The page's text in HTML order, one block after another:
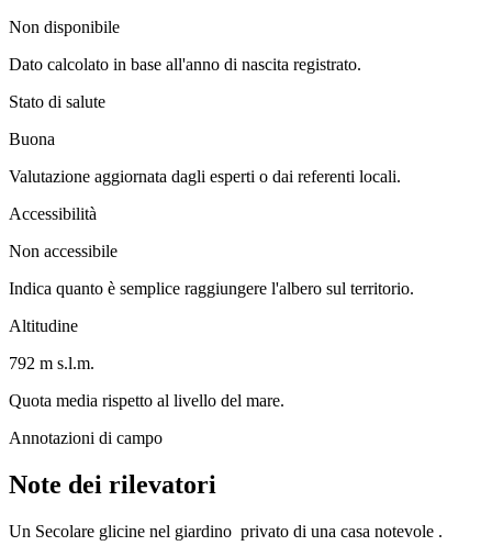
Non disponibile
Dato calcolato in base all'anno di nascita registrato.
Stato di salute
Buona
Valutazione aggiornata dagli esperti o dai referenti locali.
Accessibilità
Non accessibile
Indica quanto è semplice raggiungere l'albero sul territorio.
Altitudine
792 m s.l.m.
Quota media rispetto al livello del mare.
Annotazioni di campo
Note dei rilevatori
Un Secolare glicine nel giardino privato di una casa notevole .